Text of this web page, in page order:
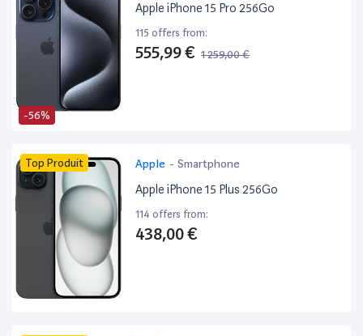
-56%
Apple iPhone 15 Pro 256Go
115 offers from:
555,99 € 1 259,00 €
Top Produit Apple - Smartphone
Apple iPhone 15 Plus 256Go
114 offers from:
438,00 €